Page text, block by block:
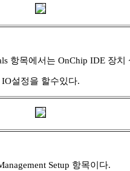
항목에서는 OnChip IDE 장치
IO설정을 할수있다.
Setup 항목이다.